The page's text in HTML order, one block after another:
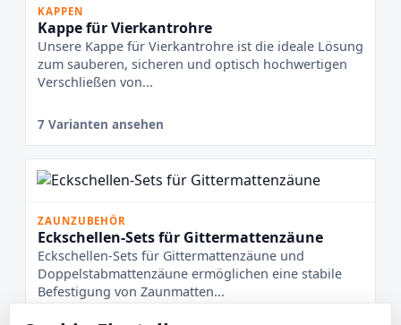
KAPPEN
Kappe für Vierkantrohre
Unsere Kappe für Vierkantrohre ist die ideale Lösung
zum sauberen, sicheren und optisch hochwertigen
Verschließen von...
7 Varianten ansehen
ZAUNZUBEHÖR
Eckschellen-Sets für Gittermattenzäune
Eckschellen-Sets für Gittermattenzäune und
Doppelstabmattenzäune ermöglichen eine stabile
Befestigung von Zaunmatten...